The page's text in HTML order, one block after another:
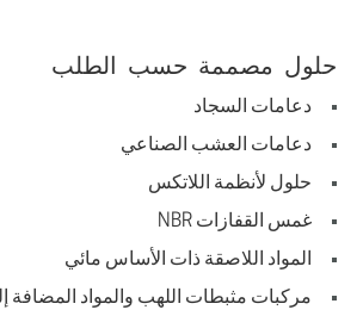
حلول مصممة حسب الطلب
دعامات السجاد
دعامات العشب الصناعي
حلول لأنظمة اللاتكس
غمس القفازات NBR
المواد اللاصقة ذات الأساس مائي
مركبات مثبطات اللهب والمواد المضافة إليها